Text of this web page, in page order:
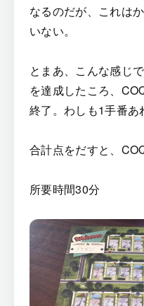
なるのだが、これは
いない。
とまあ、こんな感じ
を達成したころ、
終了。わしも1手番あ
合計点をだすと、
所要時間30分